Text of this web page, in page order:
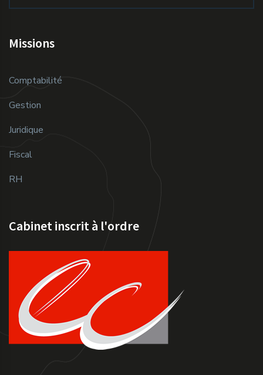
Missions
Comptabilité
Gestion
Juridique
Fiscal
RH
Cabinet inscrit à l'ordre